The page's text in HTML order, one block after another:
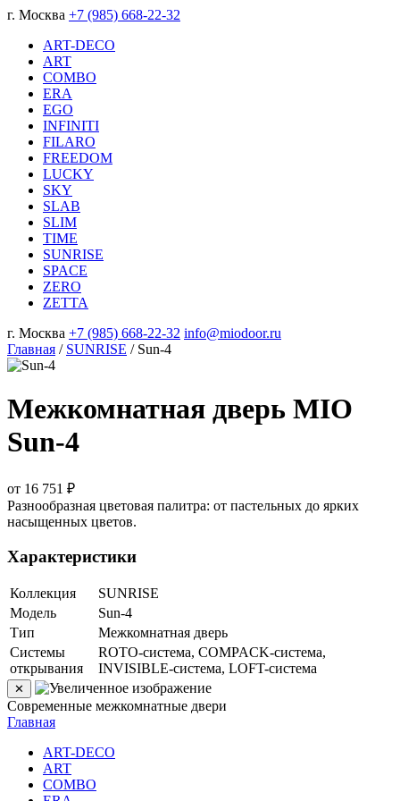
г. Москва +7 (985) 668-22-32
ART-DECO
ART
COMBO
ERA
EGO
INFINITI
FILARO
FREEDOM
LUCKY
SKY
SLAB
SLIM
TIME
SUNRISE
SPACE
ZERO
ZETTA
г. Москва +7 (985) 668-22-32 info@miodoor.ru
Главная / SUNRISE / Sun-4
Межкомнатная дверь MIO
Sun-4
от 16 751 ₽
Разнообразная цветовая палитра: от пастельных до ярких
насыщенных цветов.
Характеристики
Коллекция
SUNRISE
Модель
Sun-4
Тип
Межкомнатная дверь
Системы
открывания
ROTO-система, COMPACK-система,
INVISIBLE-система, LOFT-система
✕
Современные межкомнатные двери
Главная
ART-DECO
ART
COMBO